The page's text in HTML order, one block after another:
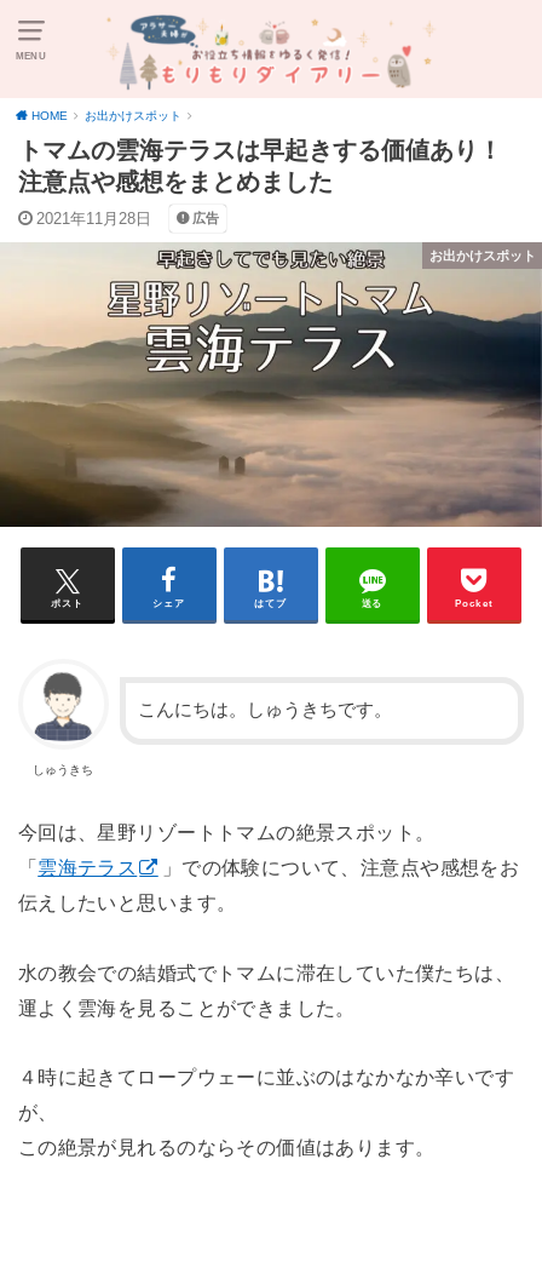
MENU
HOME お出かけスポット
トマムの雲海テラスは早起きする価値あり！
注意点や感想をまとめました
2021年11月28日 広告
お出かけスポット
ポスト シェア はてブ 送る Pocket
しゅうきち
こんにちは。しゅうきちです。
今回は、星野リゾートトマムの絶景スポット。
「雲海テラス
」での体験について、注意点や感想をお
伝えしたいと思います。
水の教会での結婚式でトマムに滞在していた僕たちは、
運よく雲海を見ることができました。
４時に起きてロープウェーに並ぶのはなかなか辛いです
が、
この絶景が見れるのならその価値はあります。